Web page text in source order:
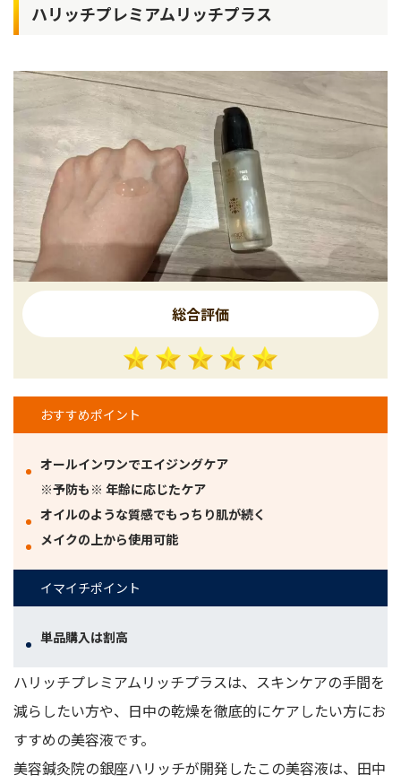
ハリッチプレミアムリッチプラス
総合評価
おすすめポイント
オールインワンでエイジングケア
※予防も※ 年齢に応じたケア
オイルのような質感でもっちり肌が続く
メイクの上から使用可能
イマイチポイント
単品購入は割高
ハリッチプレミアムリッチプラスは、スキンケアの手間を
減らしたい方や、日中の乾燥を徹底的にケアしたい方にお
すすめの美容液です。
美容鍼灸院の銀座ハリッチが開発したこの美容液は、田中